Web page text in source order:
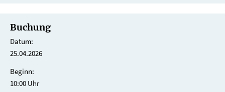
Buchung
Datum:
25.04.2026
Beginn:
10:00 Uhr